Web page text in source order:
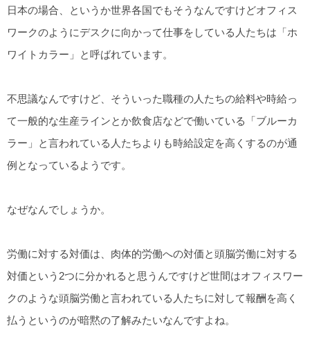
日本の場合、というか世界各国でもそうなんですけどオフィス
ワークのようにデスクに向かって仕事をしている人たちは「ホ
ワイトカラー」と呼ばれています。
不思議なんですけど、そういった職種の人たちの給料や時給っ
て一般的な生産ラインとか飲食店などで働いている「ブルーカ
ラー」と言われている人たちよりも時給設定を高くするのが通
例となっているようです。
なぜなんでしょうか。
労働に対する対価は、肉体的労働への対価と頭脳労働に対する
対価という2つに分かれると思うんですけど世間はオフィスワー
クのような頭脳労働と言われている人たちに対して報酬を高く
払うというのが暗黙の了解みたいなんですよね。